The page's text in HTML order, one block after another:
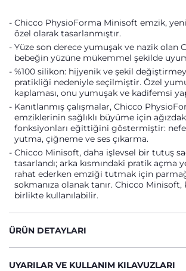
Chicco PhysioForma Minisoft emzik,
özel olarak tasarlanmıştır.
Yüze son derece yumuşak ve nazik olan
bebeğin yüzüne mükemmel şekilde
%100 silikon: hijyenik ve şekil
pratikliği nedeniyle seçilmiştir. Özel
kaplaması, onu yumuşak ve kadifemsi
Kanıtlanmış çalışmalar, Chicco
emziklerinin sağlıklı büyüme için
fonksiyonları eğittiğini göstermiştir:
yutma, çiğneme ve ses çıkarma.
Chicco Minisoft, daha işlevsel bir tutuş
tasarlandı; arka kısmındaki pratik açma
rahat ederken emziği tutmak için
sokmanıza olanak tanır. Chicco
birlikte kullanılabilir.
ÜRÜN DETAYLARI
UYARILAR VE KULLANIM KILAVUZLARI